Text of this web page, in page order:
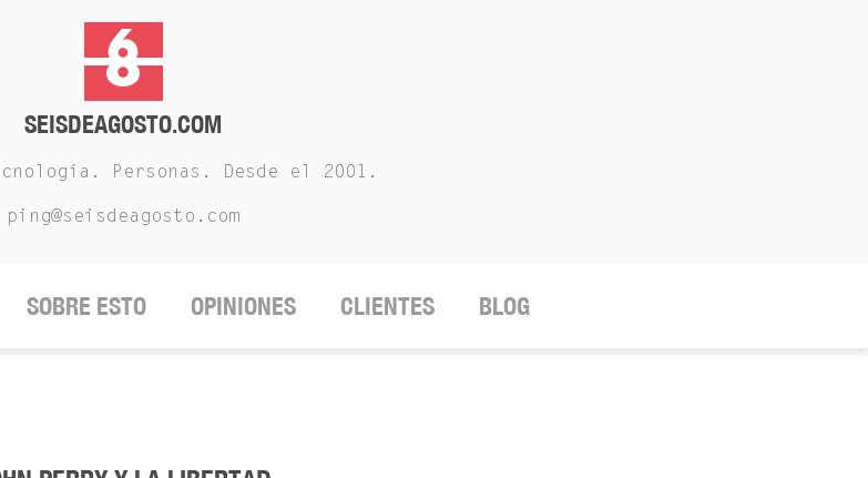
SEISDEAGOSTO.COM
Personas. Desde el 2001.
ping@seisdeagosto.com
SOBRE ESTO OPINIONES CLIENTES BLOG